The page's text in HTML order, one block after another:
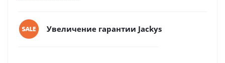
Увеличение гарантии Jackys